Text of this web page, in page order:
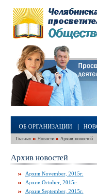
ОБ ОРГАНИЗАЦИИ
Главная Новости Архив новостей
Архив новостей
Архив November, 2015г.
Архив October, 2015г.
Архив September, 2015г.